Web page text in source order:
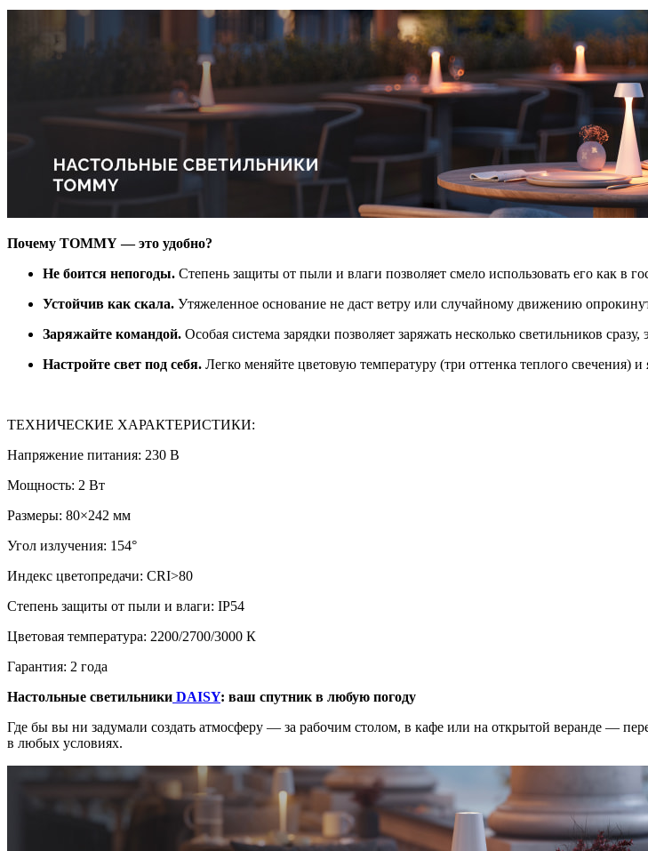
Почему TOMMY — это удобно?
Не боится непогоды. Степень защиты от пыли и влаги позволяет смело использовать его как в
Устойчив как скала. Утяжеленное основание не даст ветру или случайному движению
Заряжайте командой. Особая система зарядки позволяет заряжать несколько светильников
Настройте свет под себя. Легко меняйте цветовую температуру (три оттенка теплого свечения)
ТЕХНИЧЕСКИЕ ХАРАКТЕРИСТИКИ:
Напряжение питания: 230 В
Мощность: 2 Вт
Размеры: 80×242 мм
Угол излучения: 154°
Индекс цветопредачи: CRI>80
Степень защиты от пыли и влаги: IP54
Цветовая температура: 2200/2700/3000 К
Гарантия: 2 года
Настольные светильники DAISY: ваш спутник в любую погоду
Где бы вы ни задумали создать атмосферу — за рабочим столом, в кафе или на открытой веранде —
в любых условиях.